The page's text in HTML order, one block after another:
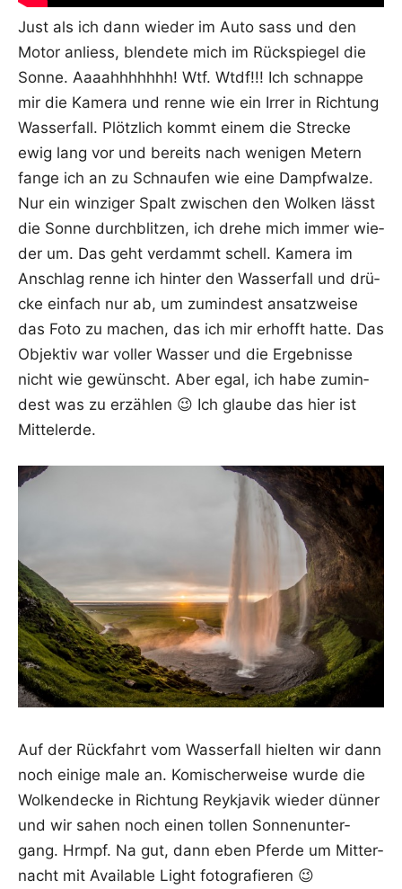
Just als ich dann wie­der im Auto sass und den
Motor anliess, blen­de­te mich im Rück­spie­gel die
Son­ne. Aaaahhhhhhh! Wtf. Wtdf!!! Ich schnap­pe
mir die Kame­ra und ren­ne wie ein Irrer in Rich­tung
Was­ser­fall. Plötz­lich kommt einem die Stre­cke
ewig lang vor und bereits nach weni­gen Metern
fan­ge ich an zu Schnau­fen wie eine Dampf­wal­ze.
Nur ein win­zi­ger Spalt zwi­schen den Wol­ken lässt
die Son­ne durch­blit­zen, ich dre­he mich immer wie­
der um. Das geht ver­dammt schell. Kame­ra im
Anschlag ren­ne ich hin­ter den Was­ser­fall und drü­
cke ein­fach nur ab, um zumin­dest ansatz­wei­se
das Foto zu machen, das ich mir erhofft hat­te. Das
Objek­tiv war vol­ler Was­ser und die Ergeb­nis­se
nicht wie gewünscht. Aber egal, ich habe zumin­
dest was zu erzäh­len 😉 Ich glau­be das hier ist
Mittelerde.
Auf der Rück­fahrt vom Was­ser­fall hiel­ten wir dann
noch eini­ge male an. Komi­scher­wei­se wur­de die
Wol­ken­de­cke in Rich­tung Reykja­vik wie­der dün­ner
und wir sahen noch einen tol­len Son­nen­un­ter­
gang. Hrmpf. Na gut, dann eben Pfer­de um Mit­ter­
nacht mit Available Light fotografieren 😉